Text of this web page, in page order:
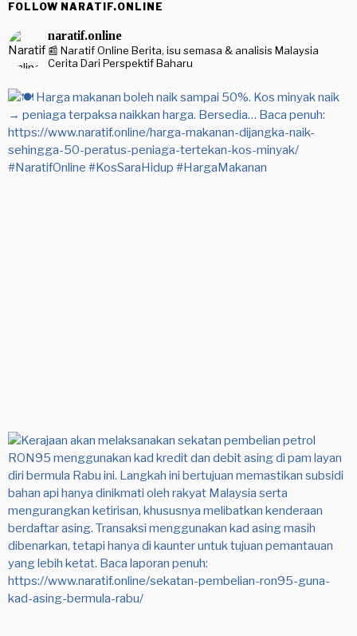
FOLLOW NARATIF.ONLINE
naratif.online
📰 Naratif Online Berita, isu semasa & analisis Malaysia
Cerita Dari Perspektif Baharu